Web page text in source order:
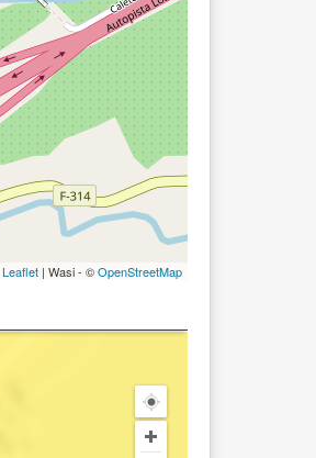
Leaflet | Wasi - ©OpenStreetMap